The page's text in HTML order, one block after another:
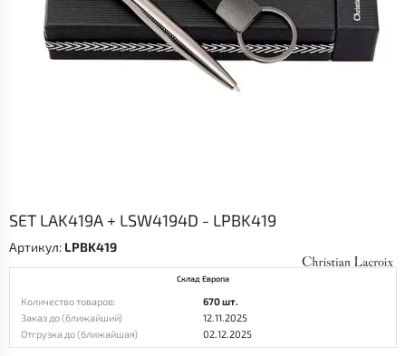
SET LAK419A + LSW4194D - LPBK419
Артикул: LPBK419
Склад Европа
Количество товаров:
670 шт.
Заказ до (ближайший)
12.11.2025
Отгрузка до (ближайшая)
02.12.2025